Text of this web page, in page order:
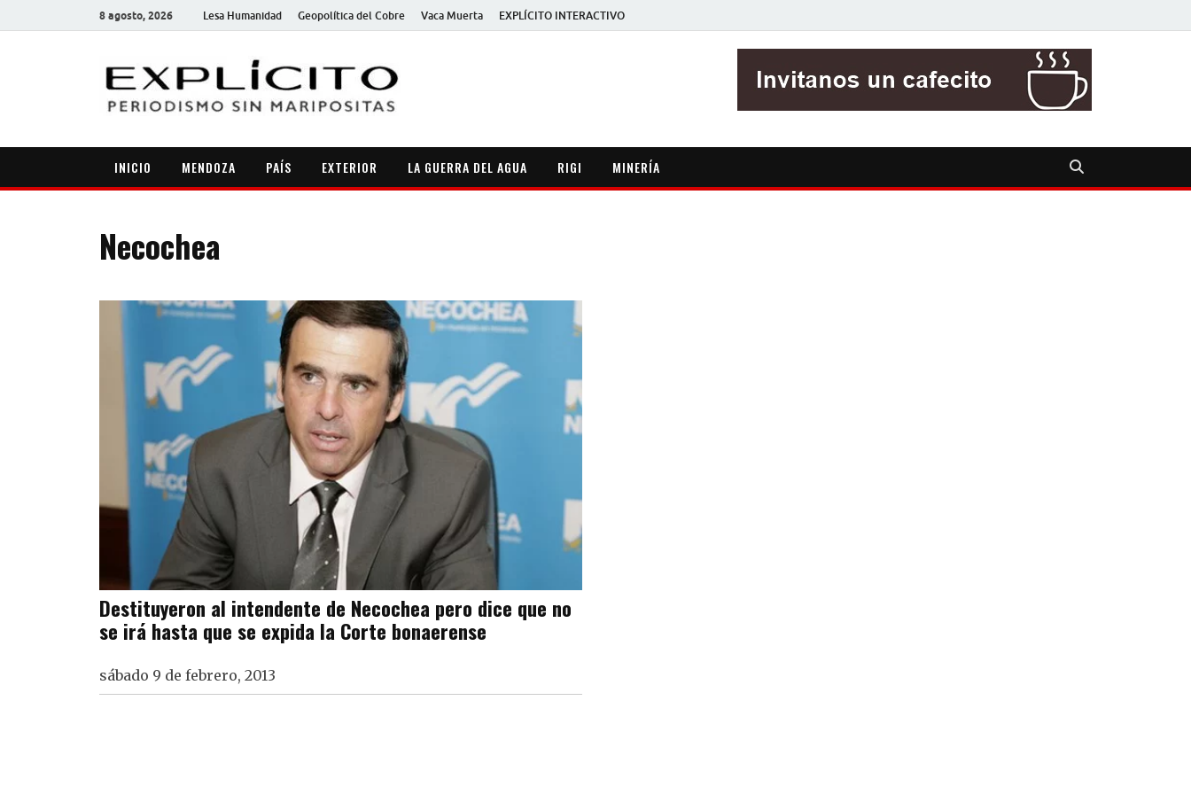
8 agosto, 2026 Lesa Humanidad Geopolítica del Cobre Vaca Muerta EXPLÍCITO INTERACTIVO
INICIO MENDOZA PAÍS EXTERIOR LA GUERRA DEL AGUA RIGI MINERÍA
Necochea
Destituyeron al intendente de Necochea pero dice que no
se irá hasta que se expida la Corte bonaerense
sábado 9 de febrero, 2013